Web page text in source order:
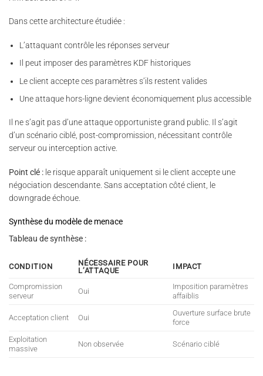
Dans cette architecture étudiée :
L’attaquant contrôle les réponses serveur
Il peut imposer des paramètres KDF historiques
Le client accepte ces paramètres s’ils restent valides
Une attaque hors-ligne devient économiquement plus accessible
Il ne s’agit pas d’une attaque opportuniste grand public. Il s’agit
d’un scénario ciblé, post-compromission, nécessitant contrôle
serveur ou interception active.
Point clé : le risque apparaît uniquement si le client accepte une
négociation descendante. Sans acceptation côté client, le
downgrade échoue.
Synthèse du modèle de menace
Tableau de synthèse :
CONDITION
NÉCESSAIRE POUR
L’ATTAQUE
IMPACT
Compromission
serveur
Oui
Imposition paramètres
affaiblis
Acceptation client Oui
Ouverture surface brute
force
Exploitation
massive
Non observée Scénario ciblé